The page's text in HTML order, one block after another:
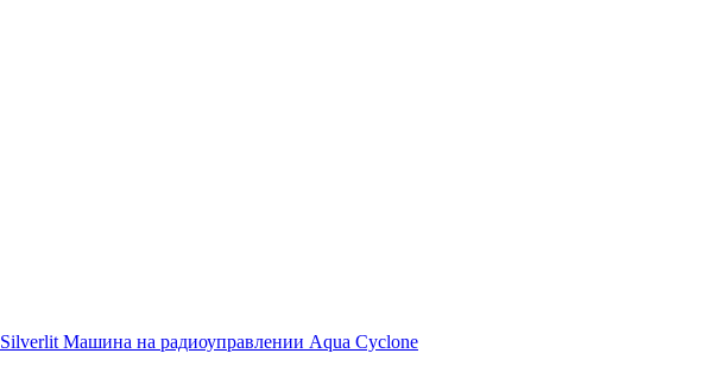
Silverlit Машина на радиоуправлении Aqua Cyclone